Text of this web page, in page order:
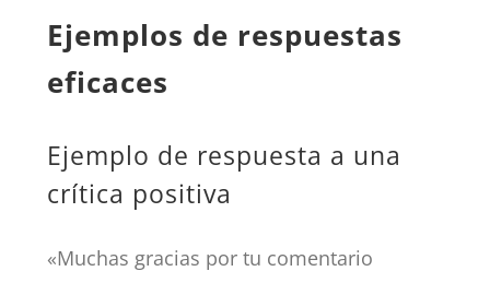
Ejemplos de respuestas
eficaces
Ejemplo de respuesta a una
crítica positiva
«Muchas gracias por tu comentario